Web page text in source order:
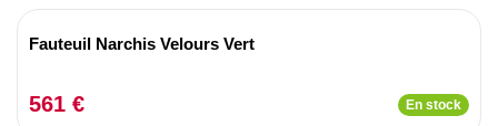
Fauteuil Narchis Velours Vert
561 € En stock